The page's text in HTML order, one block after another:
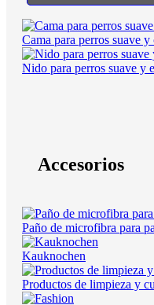
Cama para perros suave y
Nido para perros suave y
Accesorios
Paño de microfibra para
Kauknochen
Productos de limpieza y